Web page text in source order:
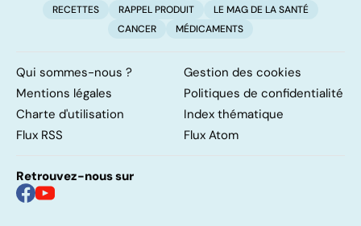
RECETTES RAPPEL PRODUIT
LE MAG DE LA SANTÉ
CANCER
MÉDICAMENTS
Qui sommes-nous ?
Gestion des cookies
Mentions légales
Politiques de confidentialité
Charte d'utilisation
Index thématique
Flux RSS
Flux Atom
Retrouvez-nous sur